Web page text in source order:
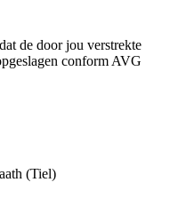
de door jou verstrekte
conform AVG
(Tiel)